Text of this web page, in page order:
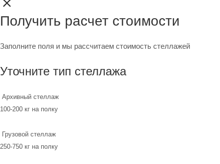
Получить расчет стоимости
Заполните поля и мы рассчитаем стоимость стеллажей
Уточните тип стеллажа
Архивный стеллаж
100-200 кг на полку
Грузовой стеллаж
250-750 кг на полку